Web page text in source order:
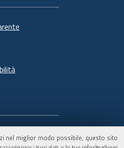
nel miglior modo possibile, questo sito